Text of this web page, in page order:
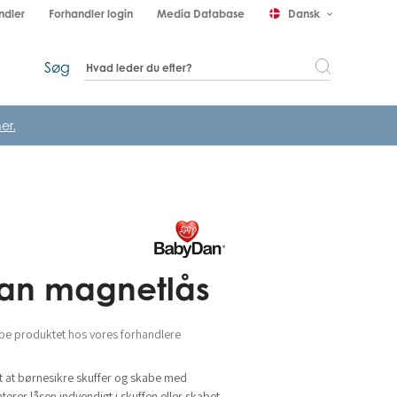
Forhandler login Media Database Dansk keyboard_arrow_down
Søg
magnetlås
produktet hos vores forhandlere
at børnesikre skuffer og skabe med